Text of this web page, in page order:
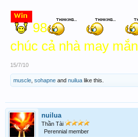
98
chúc cả nhà may mắn
15/7/10
muscle sohapne and nuilua like this.
nuilua
Thần Tài
Perennial member